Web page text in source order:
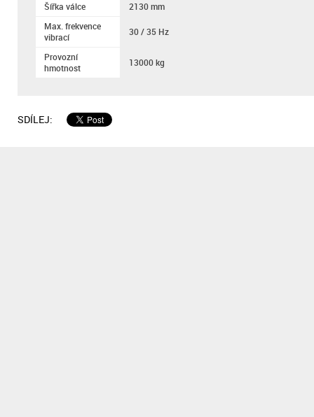
Šířka válce
2130 mm
Max. frekvence
vibrací
30 / 35 Hz
Provozní
hmotnost
13000 kg
SDÍLEJ: